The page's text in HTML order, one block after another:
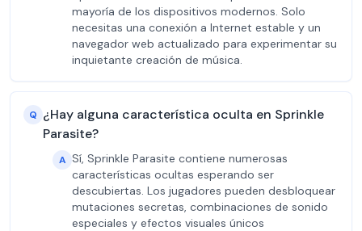
mayoría de los dispositivos modernos. Solo
necesitas una conexión a Internet estable y un
navegador web actualizado para experimentar su
inquietante creación de música.
Q ¿Hay alguna característica oculta en Sprinkle
Parasite?
A Sí, Sprinkle Parasite contiene numerosas
características ocultas esperando ser
descubiertas. Los jugadores pueden desbloquear
mutaciones secretas, combinaciones de sonido
especiales y efectos visuales únicos